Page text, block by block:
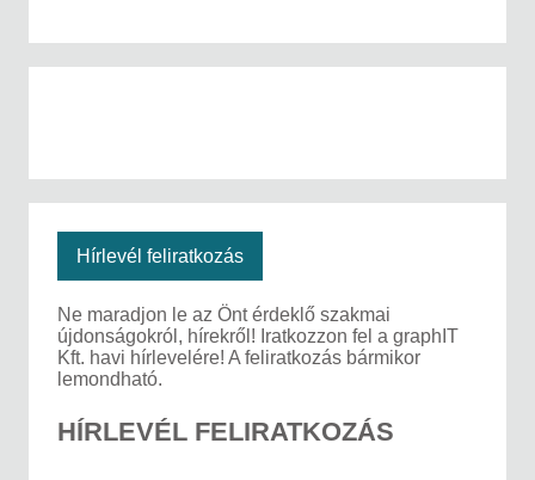
Hírlevél feliratkozás
Ne maradjon le az Önt érdeklő szakmai
újdonságokról, hírekről! Iratkozzon fel a graphIT
Kft. havi hírlevelére! A feliratkozás bármikor
lemondható.
HÍRLEVÉL FELIRATKOZÁS